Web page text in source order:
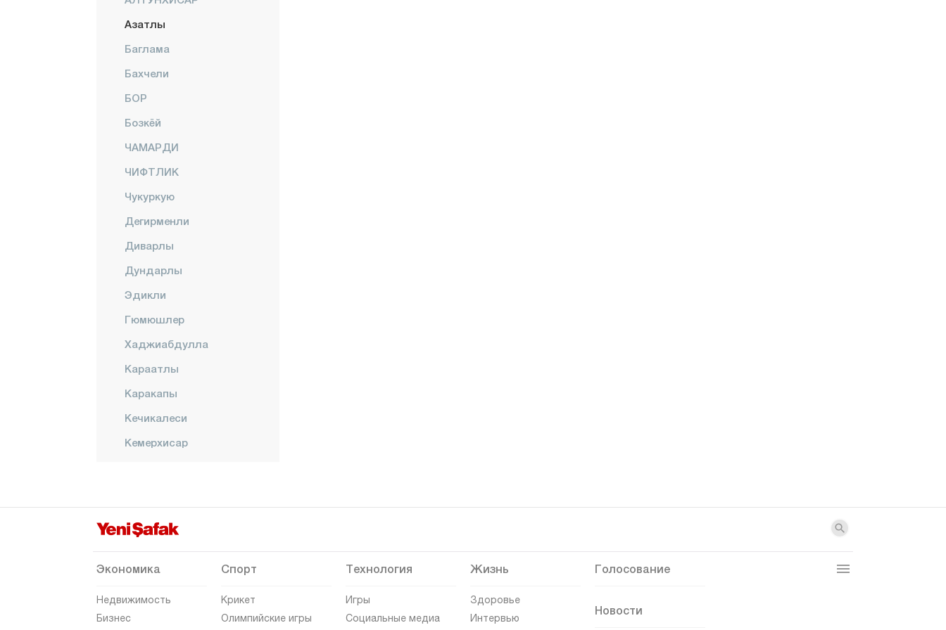
Азатлы
Баглама
Бахчели
БОР
Бозкёй
ЧАМАРДИ
ЧИФТЛИК
Чукуркую
Дегирменли
Диварлы
Дундарлы
Эдикли
Гюмюшлер
Хаджиабдулла
Караатлы
Каракапы
Кечикалеси
Кемерхисар
Орханлы
Сазлыджа
Йешильгёджюк
Экономика
Недвижимость
Бизнес
Спорт
Крикет
Олимпийские игры
Технология
Игры
Социальные медиа
Жизнь
Здоровье
Интервью
Голосование
Новости